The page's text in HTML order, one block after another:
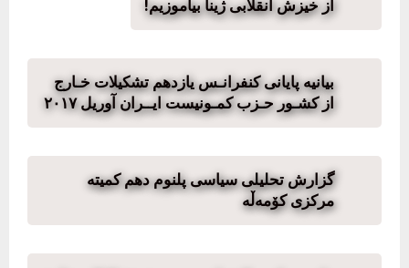
از خیزش انقلابی ژینا بیاموزیم!
بیانیه پایانی کنفرانـس یازدھم تشکیلات خـارج
از کشـور حـزب کمـونیست ایــران آوریل ٢٠١٧
گزارش تحلیلی سیاسی پلنوم دهم کمیته
مرکزی کۆمەڵە